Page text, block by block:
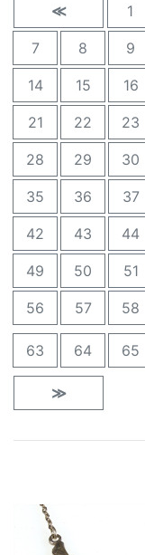
≪ 1
7 8 9
14 15 16
21 22 23
28 29 30
35 36 37
42 43 44
49 50 51
56 57 58
63 64 65
≫